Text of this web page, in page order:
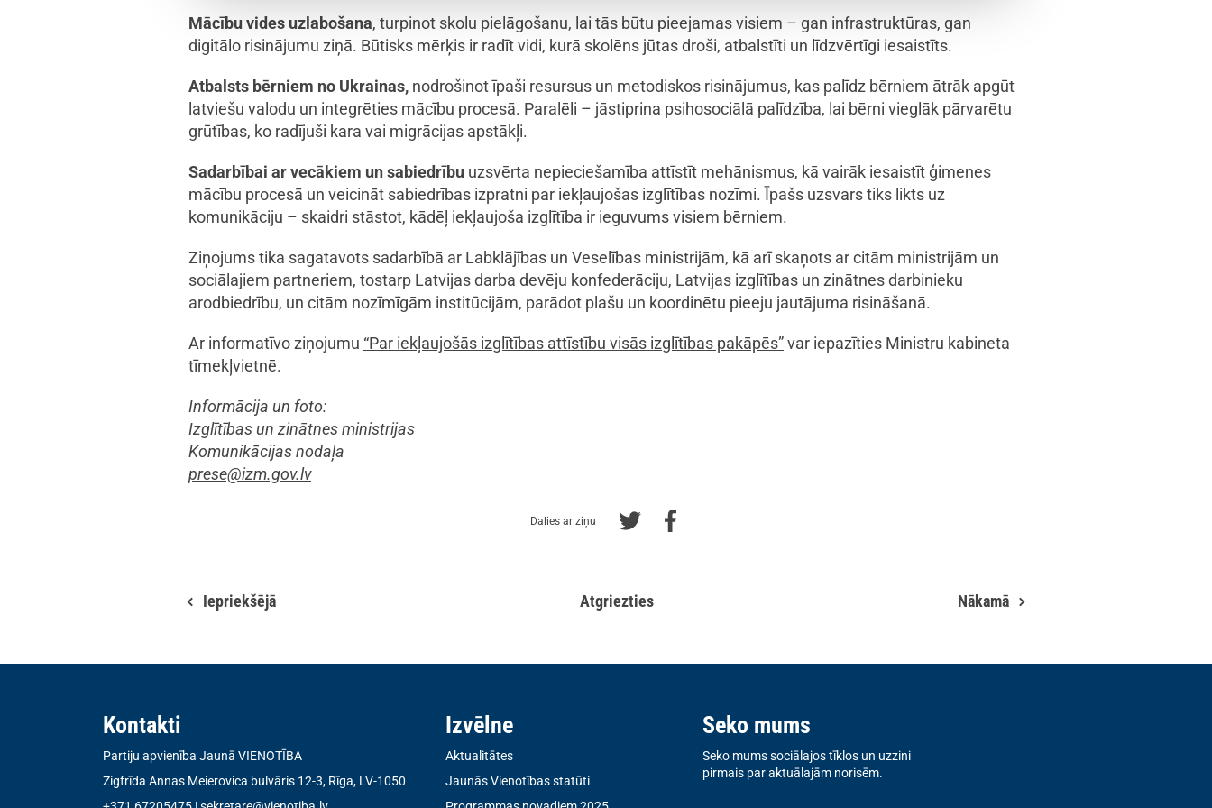
Mācību vides uzlabošana, turpinot skolu pielāgošanu, lai tās būtu pieejamas visiem – gan infrastruktūras, gan
digitālo risinājumu ziņā. Būtisks mērķis ir radīt vidi, kurā skolēns jūtas droši, atbalstīti un līdzvērtīgi iesaistīts.
Atbalsts bērniem no Ukrainas, nodrošinot īpaši resursus un metodiskos risinājumus, kas palīdz bērniem ātrāk apgūt
latviešu valodu un integrēties mācību procesā. Paralēli – jāstiprina psihosociālā palīdzība, lai bērni vieglāk pārvarētu
grūtības, ko radījuši kara vai migrācijas apstākļi.
Sadarbībai ar vecākiem un sabiedrību uzsvērta nepieciešamība attīstīt mehānismus, kā vairāk iesaistīt ģimenes
mācību procesā un veicināt sabiedrības izpratni par iekļaujošas izglītības nozīmi. Īpašs uzsvars tiks likts uz
komunikāciju – skaidri stāstot, kādēļ iekļaujoša izglītība ir ieguvums visiem bērniem.
Ziņojums tika sagatavots sadarbībā ar Labklājības un Veselības ministrijām, kā arī skaņots ar citām ministrijām un
sociālajiem partneriem, tostarp Latvijas darba devēju konfederāciju, Latvijas izglītības un zinātnes darbinieku
arodbiedrību, un citām nozīmīgām institūcijām, parādot plašu un koordinētu pieeju jautājuma risināšanā.
Ar informatīvo ziņojumu “Par iekļaujošās izglītības attīstību visās izglītības pakāpēs”var iepazīties Ministru kabineta
tīmekļvietnē.
Informācija un foto:
Izglītības un zinātnes ministrijas
Komunikācijas nodaļa
prese@izm.gov.lv
Dalies ar ziņu
Iepriekšējā Atgriezties Nākamā
Kontakti
Partiju apvienība Jaunā VIENOTĪBA
Zigfrīda Annas Meierovica bulvāris 12-3, Rīga, LV-1050
Izvēlne
Aktualitātes
Jaunās Vienotības statūti
Seko mums
Seko mums sociālajos tīklos un uzzini
pirmais par aktuālajām norisēm.